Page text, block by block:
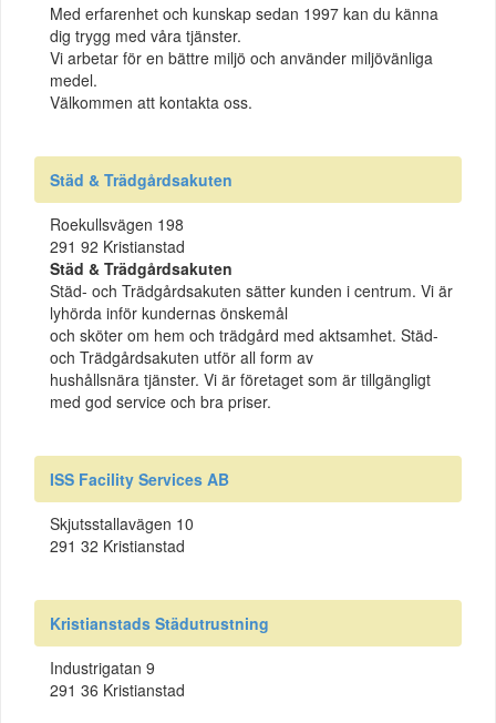
Med erfarenhet och kunskap sedan 1997 kan du känna
dig trygg med våra tjänster.
Vi arbetar för en bättre miljö och använder miljövänliga
medel.
Välkommen att kontakta oss.
Städ & Trädgårdsakuten
Roekullsvägen 198
291 92 Kristianstad
Städ & Trädgårdsakuten
Städ- och Trädgårdsakuten sätter kunden i centrum. Vi är
lyhörda inför kundernas önskemål
och sköter om hem och trädgård med aktsamhet. Städ-
och Trädgårdsakuten utför all form av
hushållsnära tjänster. Vi är företaget som är tillgängligt
med god service och bra priser.
ISS Facility Services AB
Skjutsstallavägen 10
291 32 Kristianstad
Kristianstads Städutrustning
Industrigatan 9
291 36 Kristianstad